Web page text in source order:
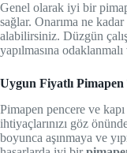
Genel olarak iyi bir
sağlar. Onarıma ne kadar
alabilirsiniz. Düzgün
yapılmasına
Uygun Fiyatlı
Pimapen pencere ve
ihtiyaçlarınızı göz
boyunca aşınmaya ve